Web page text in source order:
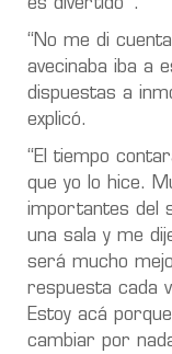
es divertido’”.
“No me di
avecinaba iba a
dispuestas a
explicó.
“El tiempo
que yo lo hice.
importantes del
una sala y me
será mucho
respuesta cada
Estoy acá
cambiar por